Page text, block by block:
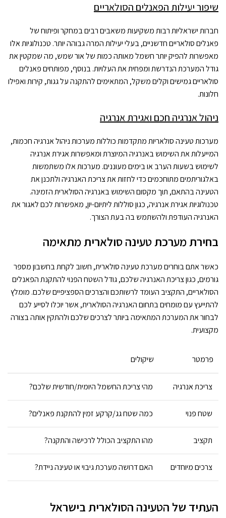
שיפור יעילות הפאנלים הסולאריים
חברות ישראליות רבות משקיעות משאבים רבים במחקר ופיתוח של
פאנלים סולאריים חדשניים, בעלי יעילות המרה גבוהה יותר. טכנולוגיות אלו
מאפשרות להפיק יותר חשמל מאותה כמות של אור שמש, מה שמקטין את
גודל המערכת הנדרשת ומפחית את העלויות. בנוסף, מפותחים פאנלים
סולאריים גמישים וקלים משקל, המתאימים להתקנה על גגות, קירות ואפילו
חלונות.
ניהול אנרגיה חכם ואגירת אנרגיה
מערכות טעינה סולאריות מתקדמות כוללות מערכות ניהול אנרגיה חכמות,
המייעלות את השימוש באנרגיה המיוצרת ומאפשרות אגירת אנרגיה
לשימוש בשעות הערב או בימים מעוננים. מערכות אלו משתמשות
באלגוריתמים מתוחכמים כדי לחזות את צריכת האנרגיה ולתכנן את
הטעינה בהתאם, תוך מקסום השימוש באנרגיה הסולארית הזמינה.
טכנולוגיות אגירת אנרגיה, כגון סוללות ליתיום-יון, מאפשרות לכם לאגור את
האנרגיה העודפת ולהשתמש בה בעת הצורך.
בחירת מערכת טעינה סולארית מתאימה
כאשר אתם בוחרים מערכת טעינה סולארית, חשוב לקחת בחשבון מספר
גורמים, כגון צריכת האנרגיה שלכם, גודל השטח הפנוי להתקנת הפאנלים
הסולאריים, התקציב העומד לרשותכם והצרכים הספציפיים שלכם. מומלץ
להתייעץ עם מומחים בתחום האנרגיה הסולארית, אשר יוכלו לסייע לכם
לבחור את המערכת המתאימה ביותר לצרכים שלכם ולהתקין אותה בצורה
מקצועית.
פרמטר שיקולים
צריכת אנרגיה מהי צריכת החשמל היומית/חודשית שלכם?
שטח פנוי כמה שטח גג/קרקע זמין להתקנת פאנלים?
תקציב מהו התקציב הכולל לרכישה והתקנה?
צרכים מיוחדים האם דרושה מערכת גיבוי או טעינה ניידת?
העתיד של הטעינה הסולארית בישראל